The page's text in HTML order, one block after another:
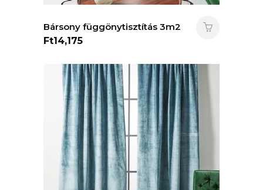
Bársony függönytisztítás 3m2
Ft14,175